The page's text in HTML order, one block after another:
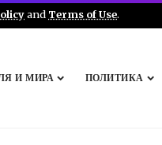
and Terms of Use.
И МИРА ПОЛИТИКА